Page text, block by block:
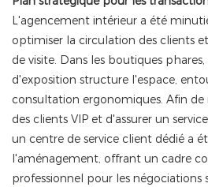
L'agencement intérieur a été
optimiser la circulation des clients
de visite. Dans les boutiques
d'exposition structure l'espace,
consultation ergonomiques. Afin de
des clients VIP et d'assurer un
un centre de service client dédié a
l'aménagement, offrant un cadre
professionnel pour les négociations